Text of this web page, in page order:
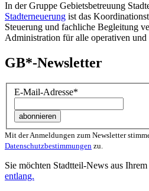
In der Gruppe Gebietsbetreuung
Stadterneuerung ist das
Steuerung und fachliche Begleitung
Administration für alle operativen
GB*-Newsletter
E-Mail-Adresse*
Mit der Anmeldungen zum Newsletter
Datenschutzbestimmungen zu.
Sie möchten Stadtteil-News aus
entlang.